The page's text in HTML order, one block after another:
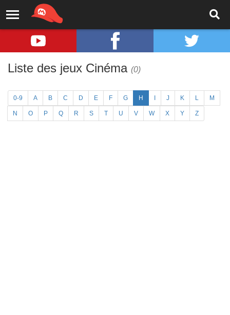
Liste des jeux Cinéma (0)
0-9 A B C D E F G H J K L M
N O P Q R S T U V W X Y Z